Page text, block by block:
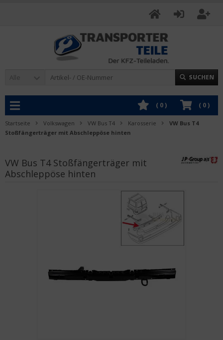
Alle SUCHEN
( 0)
( 0)
Startseite Volkswagen VW Bus T4 Karosserie
VW Bus T4
Stoßfängerträger mit Abschleppöse hinten
VW Bus T4 Stoßfängerträger mit
Abschleppöse hinten